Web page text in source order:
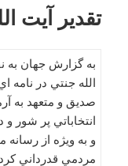
تقدیر آیت
به گزارش جهان به
الله جنتي در نامه
صديق و متعهد به
انتخاباتي پر
و به ويژه از
مردمي قدرداني